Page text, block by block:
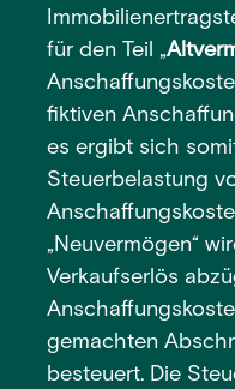
für den Teil „
fiktiven
es ergibt sich
Steuerbelastung
„Neuvermögen“
Verkaufserlös
gemachten
besteuert. Die